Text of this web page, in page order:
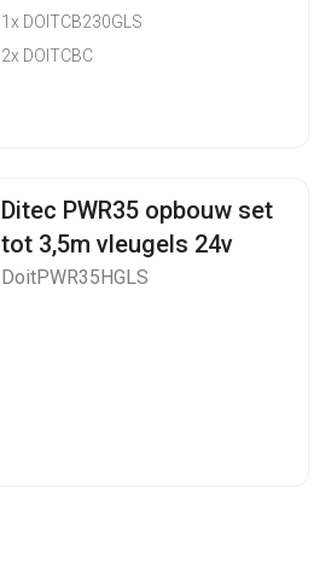
1x DOITCB230GLS
2x DOITCBC
Ditec PWR35 opbouw set
tot 3,5m vleugels 24v
DoitPWR35HGLS